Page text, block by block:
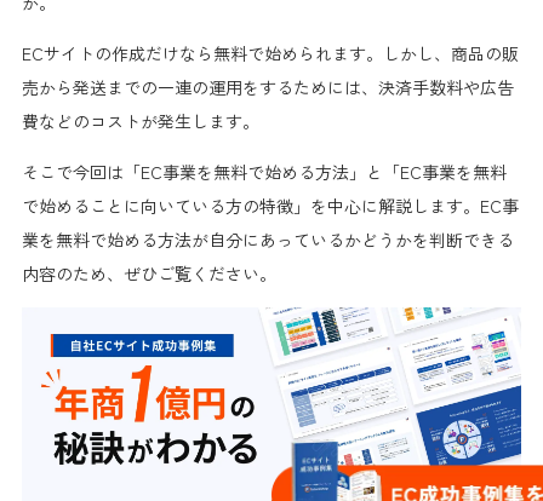
ECサイトの作成だけなら無料で始められます。しかし、商品の販
売から発送までの一連の運用をするためには、決済手数料や広告
費などのコストが発生します。
そこで今回は「EC事業を無料で始める方法」と「EC事業を無料
で始めることに向いている方の特徴」を中心に解説します。EC事
業を無料で始める方法が自分にあっているかどうかを判断できる
内容のため、ぜひご覧ください。